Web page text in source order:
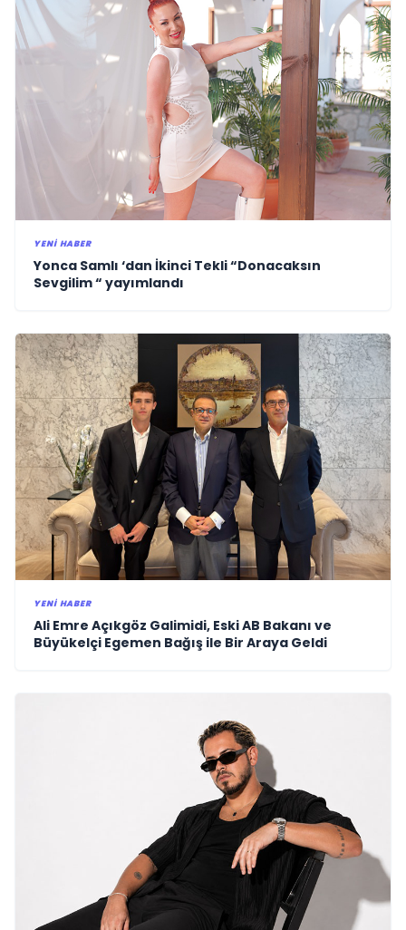
YENI HABER
Yonca Samlı ‘dan İkinci Tekli “Donacaksın
Sevgilim “ yayımlandı
YENI HABER
Ali Emre Açıkgöz Galimidi, Eski AB Bakanı ve
Büyükelçi Egemen Bağış ile Bir Araya Geldi